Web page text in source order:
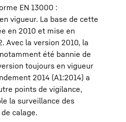
EN 13000 :
vigueur. La base de cette
en 2010 et mise en
Avec la version 2010, la
été bannie de
toujours en vigueur
2014 (A1:2014) a
points de vigilance,
la surveillance des
calage.